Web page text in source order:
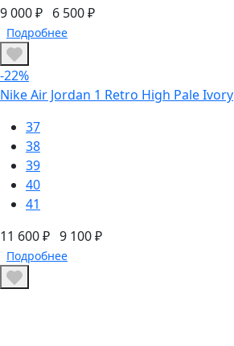
9 000 ₽ 6 500 ₽
Подробнее
-22%
Nike Air Jordan 1 Retro High Pale Ivory
37
38
39
40
41
11 600 ₽ 9 100 ₽
Подробнее